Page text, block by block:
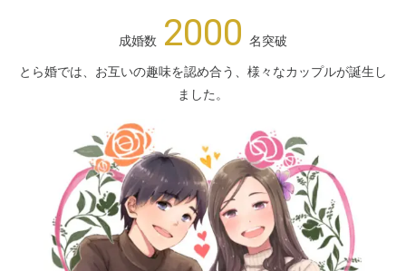
成婚数 2000 名突破
とら婚では、お互いの趣味を認め合う、様々なカップルが誕生し
ました。